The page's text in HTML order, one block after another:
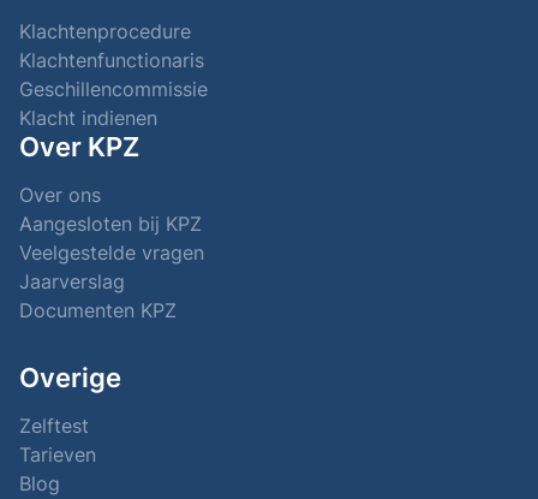
Klachtenprocedure
Klachtenfunctionaris
Geschillencommissie
Klacht indienen
Over KPZ
Over ons
Aangesloten bij KPZ
Veelgestelde vragen
Jaarverslag
Documenten KPZ
Overige
Zelftest
Tarieven
Blog